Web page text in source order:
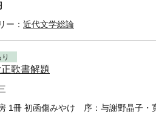
ー： 近代文学総論
歌書解題
1冊 初函傷みやけ 序：与謝野晶子・